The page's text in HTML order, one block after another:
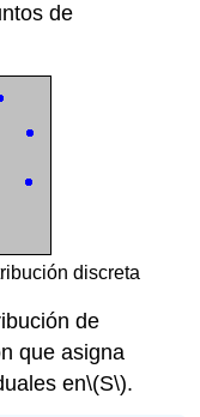
de
discreta
de
que asigna
en\(S\).